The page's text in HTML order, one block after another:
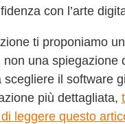
con l’arte
ti proponiamo
non una spiegazione
scegliere il software
più dettagliata,
leggere questo